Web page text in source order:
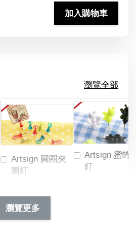
加入購物車
瀏覽全部
Artsign 圓圈夾
圖釘
NT$ 19.00
NT$ 66.00
Artsign 蜜蜂
釘
瀏覽更多